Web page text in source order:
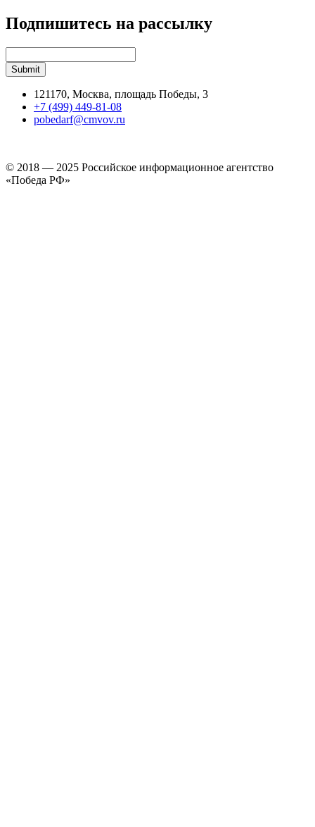
Подпишитесь на рассылку
121170, Москва, площадь Победы, 3
+7 (499) 449-81-08
pobedarf@cmvov.ru
© 2018 — 2025 Российское информационное агентство
«Победа РФ»